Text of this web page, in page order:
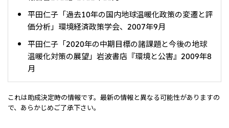
平田仁子「過去10年の国内地球温暖化政策の変遷と評
価分析」環境経済政策学会、2007年9月
平田仁子「2020年の中期目標の諸課題と今後の地球
温暖化対策の展望」岩波書店『環境と公害』2009年8
月
これは助成決定時の情報です。最新の情報と異なる可能性がありますの
で、あらかじめご了承下さい。